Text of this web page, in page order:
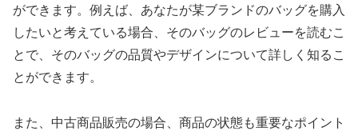
ができます。例えば、あなたが某ブランドのバッグを購入
したいと考えている場合、そのバッグのレビューを読むこ
とで、そのバッグの品質やデザインについて詳しく知るこ
とができます。
また、中古商品販売の場合、商品の状態も重要なポイント